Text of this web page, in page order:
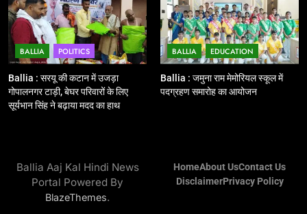
13
Ballia : त्यौहारों पर शांति व्यवस्था को
लेकर पुलिस ने किया रूट मार्च
BALLIA NATIONAL
14
15
BALLIA POLITICS
Ballia : सरयू की कटान में उजड़ा
गोपालनगर टाड़ी, बेघर परिवारों के लिए
सूर्यभान सिंह ने बढ़ाया मदद का हाथ
BALLIA EDUCATION
Ballia : जमुना राम मेमोरियल स्कूल में
पदग्रहण समारोह का आयोजन
Ballia Aaj Kal Hindi News
Portal Powered By
BlazeThemes.
HomeAbout UsContact Us
DisclaimerPrivacy Policy